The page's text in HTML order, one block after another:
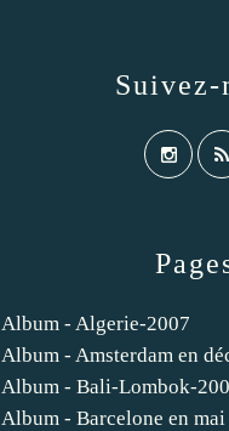
Album - Algerie-2007
Album - Amsterdam en
Album - Bali-Lombok-
Album - Barcelone en mai
Suivez-